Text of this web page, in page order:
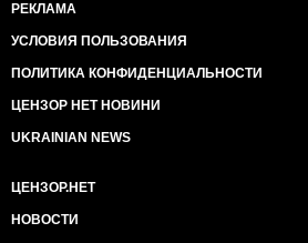
РЕКЛАМА
УСЛОВИЯ ПОЛЬЗОВАНИЯ
ПОЛИТИКА КОНФИДЕНЦИАЛЬНОСТИ
ЦЕНЗОР НЕТ НОВИНИ
UKRAINIAN NEWS
ЦЕНЗОР.НЕТ
НОВОСТИ